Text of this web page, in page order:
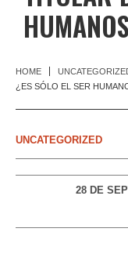
HOME
¿ES SÓLO EL SER
UNCATEGORIZED
28 DE